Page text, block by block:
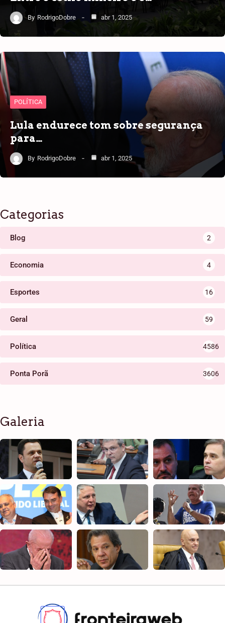
By RodrigoDobre abr 1, 2025
POLÍTICA
Lula endurece tom sobre segurança
para…
By RodrigoDobre abr 1, 2025
Categorias
Blog 2
Economia 4
Esportes 16
Geral 59
Política 4586
Ponta Porã 3606
Galeria